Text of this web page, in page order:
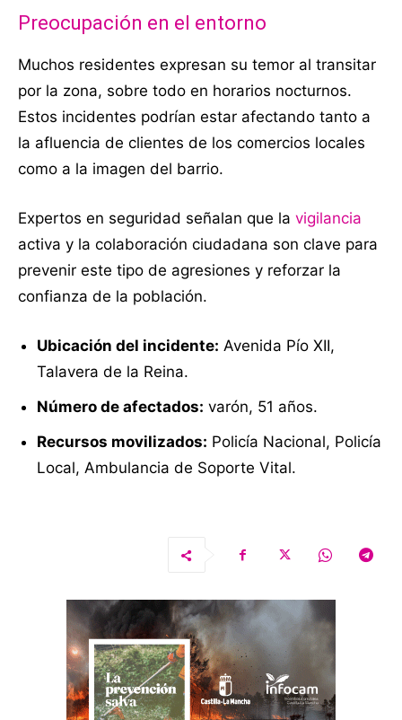
Preocupación en el entorno
Muchos residentes expresan su temor al transitar
por la zona, sobre todo en horarios nocturnos.
Estos incidentes podrían estar afectando tanto a
la afluencia de clientes de los comercios locales
como a la imagen del barrio.
Expertos en seguridad señalan que la vigilancia
activa y la colaboración ciudadana son clave para
prevenir este tipo de agresiones y reforzar la
confianza de la población.
Ubicación del incidente: Avenida Pío XII,
Talavera de la Reina.
Número de afectados: varón, 51 años.
Recursos movilizados: Policía Nacional, Policía
Local, Ambulancia de Soporte Vital.